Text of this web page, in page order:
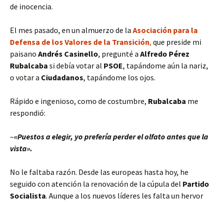
de inocencia.
El mes pasado, en un almuerzo de la Asociación para la
Defensa de los Valores de la Transición, que preside mi
paisano Andrés Casinello, pregunté a Alfredo Pérez
Rubalcaba si debía votar al PSOE, tapándome aún la nariz,
o votar a Ciudadanos, tapándome los ojos.
Rápido e ingenioso, como de costumbre, Rubalcaba me
respondió:
–«Puestos a elegir, yo prefería perder el olfato antes que la
vista».
No le faltaba razón. Desde las europeas hasta hoy, he
seguido con atención la renovación de la cúpula del Partido
Socialista. Aunque a los nuevos líderes les falta un hervor